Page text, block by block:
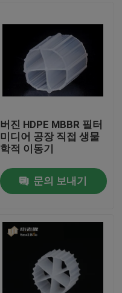
버진 HDPE MBBR 필터
미디어 공장 직접 생물
학적 이동기
문의 보내기